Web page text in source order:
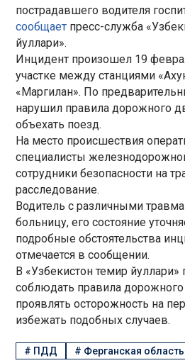
пострадавшего водителя
сообщает пресс-служба
йуллари».
Инцидент произошел 19
участке между станциями
«Маргилан». По
нарушил правила дорожного
объехать поезд.
На место происшествия
специалисты
сотрудники безопасности на
расследование.
Водитель с различными
больницу, его состояние
подробные обстоятельства
отмечается в сообщении.
В «Узбекистон темир йуллари»
соблюдать правила
проявлять осторожность на
избежать подобных случаев.
# ПДД # Ферганская область